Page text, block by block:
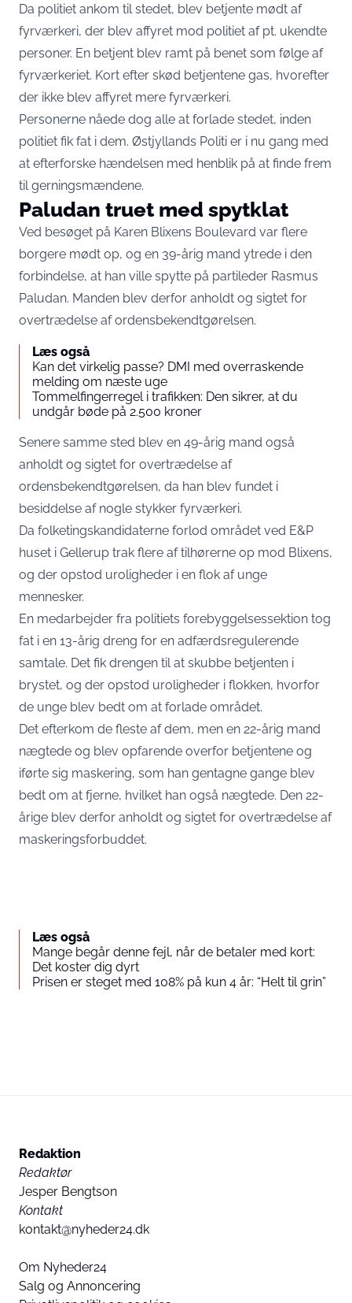
Da politiet ankom til stedet, blev betjente mødt af
fyrværkeri, der blev affyret mod politiet af pt. ukendte
personer. En betjent blev ramt på benet som følge af
fyrværkeriet. Kort efter skød betjentene gas, hvorefter
der ikke blev affyret mere fyrværkeri.
Personerne nåede dog alle at forlade stedet, inden
politiet fik fat i dem. Østjyllands Politi er i nu gang med
at efterforske hændelsen med henblik på at finde frem
til gerningsmændene.
Paludan truet med spytklat
Ved besøget på Karen Blixens Boulevard var flere
borgere mødt op, og en 39-årig mand ytrede i den
forbindelse, at han ville spytte på partileder Rasmus
Paludan. Manden blev derfor anholdt og sigtet for
overtrædelse af ordensbekendtgørelsen.
Læs også
Kan det virkelig passe? DMI med overraskende
melding om næste uge
Tommelfingerregel i trafikken: Den sikrer, at du
undgår bøde på 2.500 kroner
Senere samme sted blev en 49-årig mand også
anholdt og sigtet for overtrædelse af
ordensbekendtgørelsen, da han blev fundet i
besiddelse af nogle stykker fyrværkeri.
Da folketingskandidaterne forlod området ved E&P
huset i Gellerup trak flere af tilhørerne op mod Blixens,
og der opstod uroligheder i en flok af unge
mennesker.
En medarbejder fra politiets forebyggelsessektion tog
fat i en 13-årig dreng for en adfærdsregulerende
samtale. Det fik drengen til at skubbe betjenten i
brystet, og der opstod uroligheder i flokken, hvorfor
de unge blev bedt om at forlade området.
Det efterkom de fleste af dem, men en 22-årig mand
nægtede og blev opfarende overfor betjentene og
iførte sig maskering, som han gentagne gange blev
bedt om at fjerne, hvilket han også nægtede. Den 22-
årige blev derfor anholdt og sigtet for overtrædelse af
maskeringsforbuddet.
Læs også
Mange begår denne fejl, når de betaler med kort:
Det koster dig dyrt
Prisen er steget med 108% på kun 4 år: “Helt til grin”
Redaktion
Redaktør
Jesper Bengtson
Kontakt
kontakt@nyheder24.dk
Om Nyheder24
Salg og Annoncering